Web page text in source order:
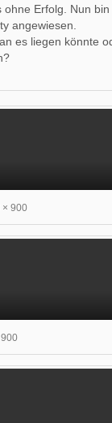
Erfolg. Nun
angewiesen.
es liegen könnte
× 900